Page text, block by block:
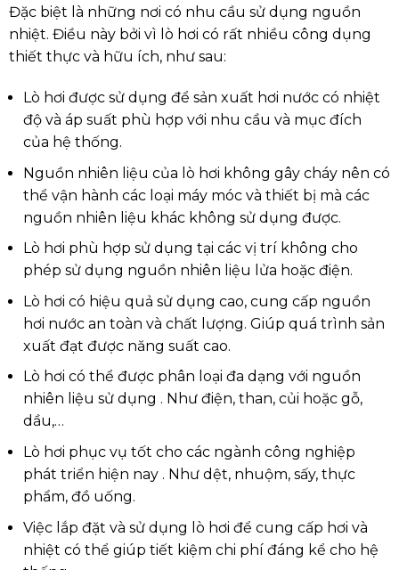
Đặc biệt là những nơi có nhu cầu sử dụng nguồn
nhiệt. Điều này bởi vì lò hơi có rất nhiều công dụng
thiết thực và hữu ích, như sau:
Lò hơi được sử dụng để sản xuất hơi nước có nhiệt
độ và áp suất phù hợp với nhu cầu và mục đích
của hệ thống.
Nguồn nhiên liệu của lò hơi không gây cháy nên có
thể vận hành các loại máy móc và thiết bị mà các
nguồn nhiên liệu khác không sử dụng được.
Lò hơi phù hợp sử dụng tại các vị trí không cho
phép sử dụng nguồn nhiên liệu lửa hoặc điện.
Lò hơi có hiệu quả sử dụng cao, cung cấp nguồn
hơi nước an toàn và chất lượng. Giúp quá trình sản
xuất đạt được năng suất cao.
Lò hơi có thể được phân loại đa dạng với nguồn
nhiên liệu sử dụng . Như điện, than, củi hoặc gỗ,
dầu,…
Lò hơi phục vụ tốt cho các ngành công nghiệp
phát triển hiện nay . Như dệt, nhuộm, sấy, thực
phẩm, đồ uống.
Việc lắp đặt và sử dụng lò hơi để cung cấp hơi và
nhiệt có thể giúp tiết kiệm chi phí đáng kể cho hệ